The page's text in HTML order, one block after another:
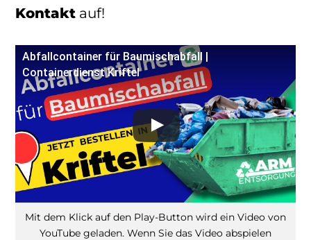
Kontakt auf!
Abfallcontainer für Baumischabfall |
Containerdienst Kriftel
Mit dem Klick auf den Play-Button wird ein Video von
YouTube geladen. Wenn Sie das Video abspielen